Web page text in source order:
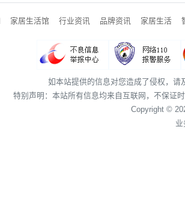
家居生活馆 行业资讯 品牌资讯 家居生活
如本站提供的信息对您造成了侵权，
特别声明：本站所有信息均来自互联网，不保证
Copyright ©